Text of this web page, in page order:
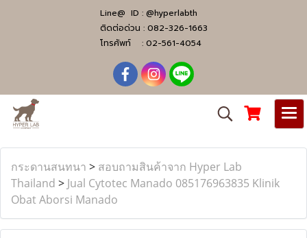
Line@ ID : @hyperlabth
ติดต่อด่วน : 082-326-1663
โทรศัพท์ : 02-561-4054
กระดานสนทนา > สอบถามสินค้าจาก Hyper Lab
Thailand > Jual Cytotec Manado ​​085176963835​ Klinik
Obat Aborsi Manado